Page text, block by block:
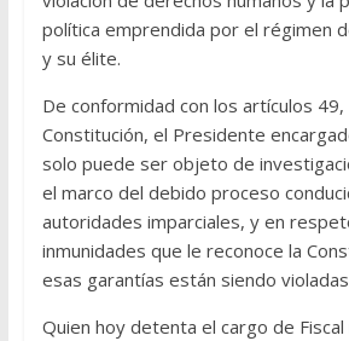
política emprendida por el régimen
y su élite.
De conformidad con los artículos
Constitución, el Presidente
solo puede ser objeto de
el marco del debido proceso
autoridades imparciales, y en
inmunidades que le reconoce la
esas garantías están siendo
Quien hoy detenta el cargo de Fiscal